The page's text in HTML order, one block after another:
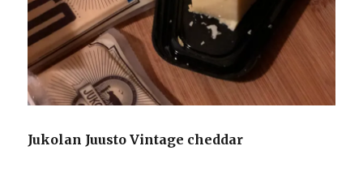
Jukolan Juusto Vintage cheddar